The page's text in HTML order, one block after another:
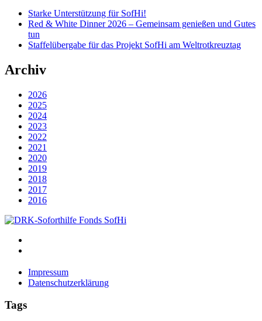
Starke Unterstützung für SofHi!
Red & White Dinner 2026 – Gemeinsam genießen und Gutes
tun
Staffelübergabe für das Projekt SofHi am Weltrotkreuztag
Archiv
2026
2025
2024
2023
2022
2021
2020
2019
2018
2017
2016
Impressum
Datenschutzerklärung
Tags